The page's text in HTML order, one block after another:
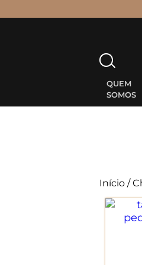
Pesquisar
por:
QUEM
SOMOS
Início /